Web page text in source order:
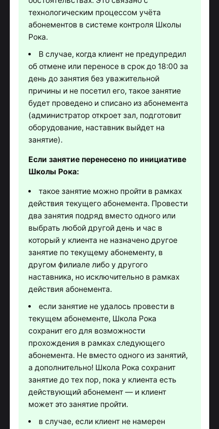
технологическим процессом учёта
абонементов в системе контроля Школы
Рока.
В случае, когда клиент не предупредил
об отмене или переносе в срок до 18:00 за
день до занятия без уважительной
причины и не посетил его, такое занятие
будет проведено и списано из абонемента
(администратор откроет зал, подготовит
оборудование, наставник выйдет на
занятие).
Если занятие перенесено по инициативе
Школы Рока:
такое занятие можно пройти в рамках
действия текущего абонемента. Провести
два занятия подряд вместо одного или
выбрать любой другой день и час в
который у клиента не назначено другое
занятие по текущему абонементу, в
другом филиале либо у другого
наставника, но исключительно в рамках
действия абонемента.
если занятие не удалось провести в
текущем абонементе, Школа Рока
сохранит его для возможности
прохождения в рамках следующего
абонемента. Не вместо одного из занятий,
а дополнительно! Школа Рока сохранит
занятие до тех пор, пока у клиента есть
действующий абонемент — и клиент
может это занятие пройти.
в случае, если клиент не намерен